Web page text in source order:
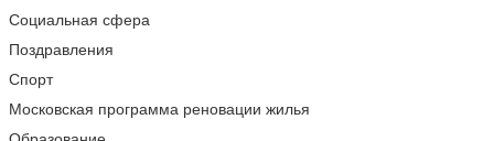
Социальная сфера
Поздравления
Спорт
Московская программа реновации жилья